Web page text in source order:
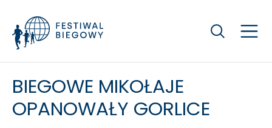
Szukaj
BIEGOWE MIKOŁAJE
OPANOWAŁY GORLICE